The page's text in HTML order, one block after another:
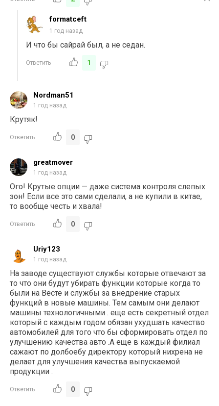
formatceft
1 год назад
И что бы сайрай был, а не седан.
Ответить 1
Nordman51
1 год назад
Крутяк!
Ответить 0
greatmover
1 год назад
Ого! Крутые опции — даже система контроля слепых
зон! Если все это сами сделали, а не купили в китае,
то вообще честь и хвала!
Ответить 0
Uriy123
1 год назад
На заводе существуют службы которые отвечают за
то что они будут убирать функции которые когда то
были на Весте и службы за внедрение старых
функций в новые машины. Тем самым они делают
машины технологичными . еще есть секретный отдел
который с каждым годом обязан ухудшать качество
автомобилей для того что бы сформировать отдел по
улучшению качества авто .А еще в каждый филиал
сажают по долбоебу директору который нихрена не
делает для улучшения качества выпускаемой
продукции .
Ответить 0